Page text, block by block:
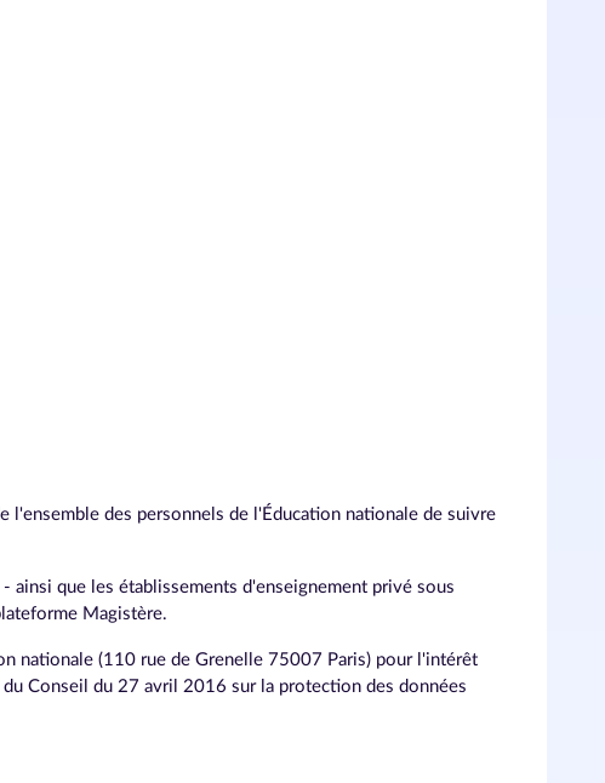
l'ensemble des personnels de l'Éducation nationale de suivre
ainsi que les établissements d'enseignement privé sous
Magistère.
nationale (110 rue de Grenelle 75007 Paris) pour l'intérêt
Conseil du 27 avril 2016 sur la protection des données